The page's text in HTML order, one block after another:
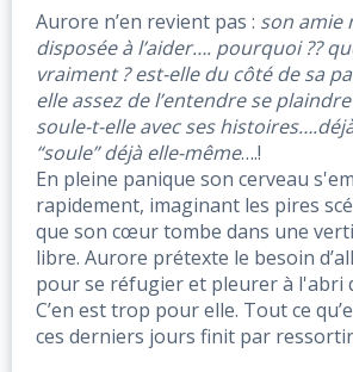
Aurore n’en revient pas : son amie
disposée à l’aider…. pourquoi ??
vraiment ? est-elle du côté de sa
elle assez de l’entendre se
soule-t-elle avec ses
“soule” déjà elle-même….!
En pleine panique son cerveau
rapidement, imaginant les pires
que son cœur tombe dans une
libre. Aurore prétexte le besoin
pour se réfugier et pleurer à l'abri
C’en est trop pour elle. Tout ce
ces derniers jours finit par